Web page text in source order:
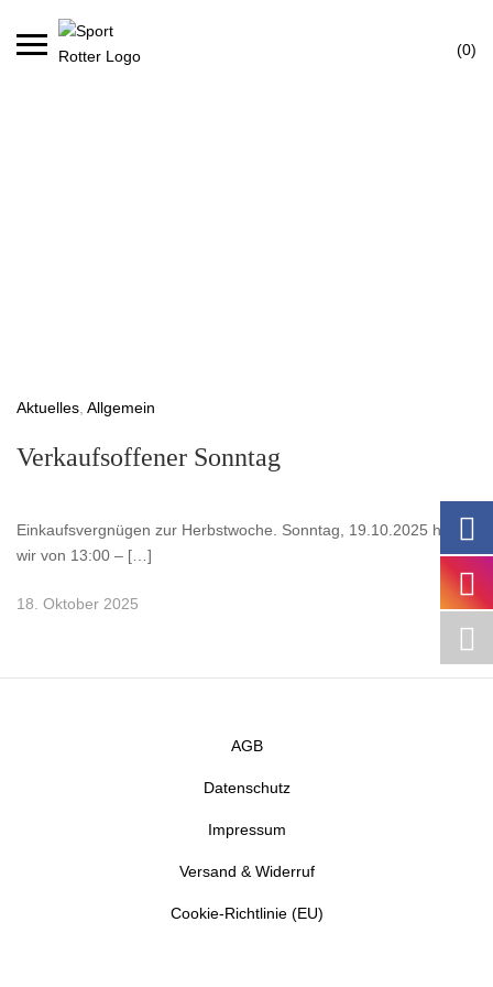
(0)
Aktuelles Allgemein
Verkaufsoffener Sonntag
Einkaufsvergnügen zur Herbstwoche. Sonntag, 19.10.2025 haben
wir von 13:00 – […]
18. Oktober 2025
AGB
Datenschutz
Impressum
Versand & Widerruf
Cookie-Richtlinie (EU)